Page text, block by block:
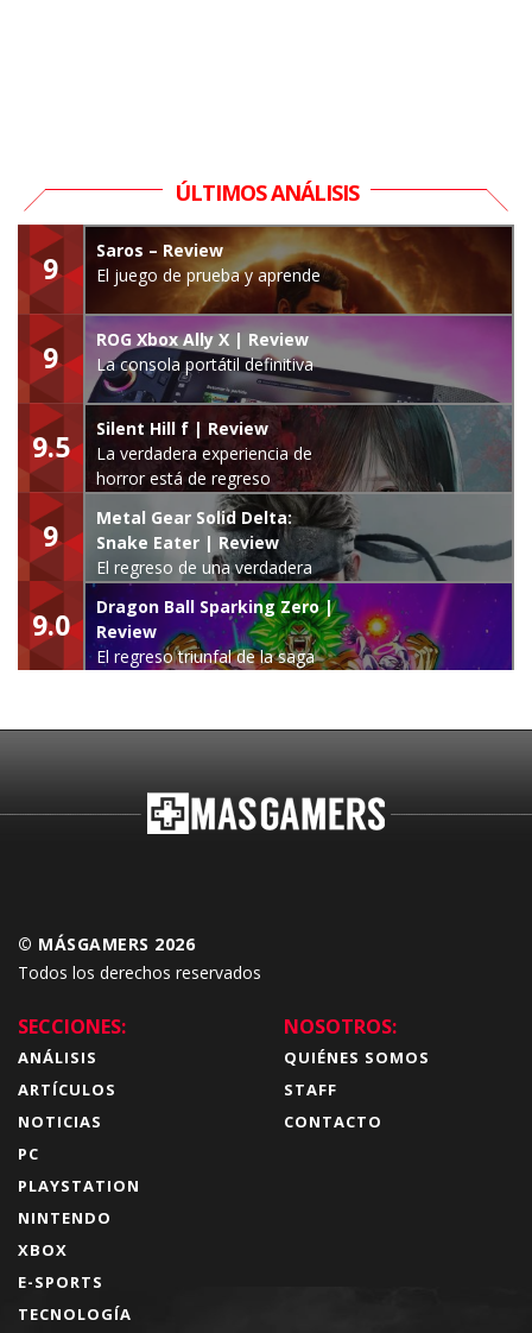
ÚLTIMOS ANÁLISIS
9
Saros – Review
El juego de prueba y aprende
9
ROG Xbox Ally X | Review
La consola portátil definitiva
9.5
Silent Hill f | Review
La verdadera experiencia de
horror está de regreso
9
Metal Gear Solid Delta:
Snake Eater | Review
El regreso de una verdadera
leyenda
9.0
Dragon Ball Sparking Zero |
Review
El regreso triunfal de la saga
© MÁSGAMERS 2026
Todos los derechos reservados
SECCIONES:
ANÁLISIS
ARTÍCULOS
NOTICIAS
PC
PLAYSTATION
NINTENDO
XBOX
E-SPORTS
TECNOLOGÍA
NOSOTROS:
QUIÉNES SOMOS
STAFF
CONTACTO